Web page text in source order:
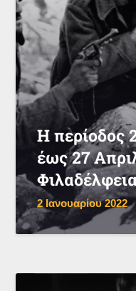
Η περίοδος
έως 27
2 Ιανουαρίου 2022